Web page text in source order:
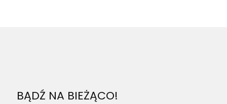
BĄDŹ NA BIEŻĄCO!